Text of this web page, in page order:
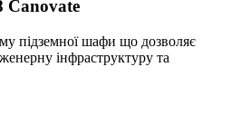
Canovate
підземної шафи що дозволяє
інфраструктуру та